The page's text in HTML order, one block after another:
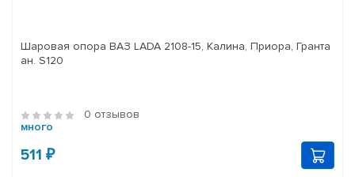
Шаровая опора ВАЗ LADA 2108-15, Калина, Приора, Гранта
ан. S120
0 отзывов
много
511 ₽